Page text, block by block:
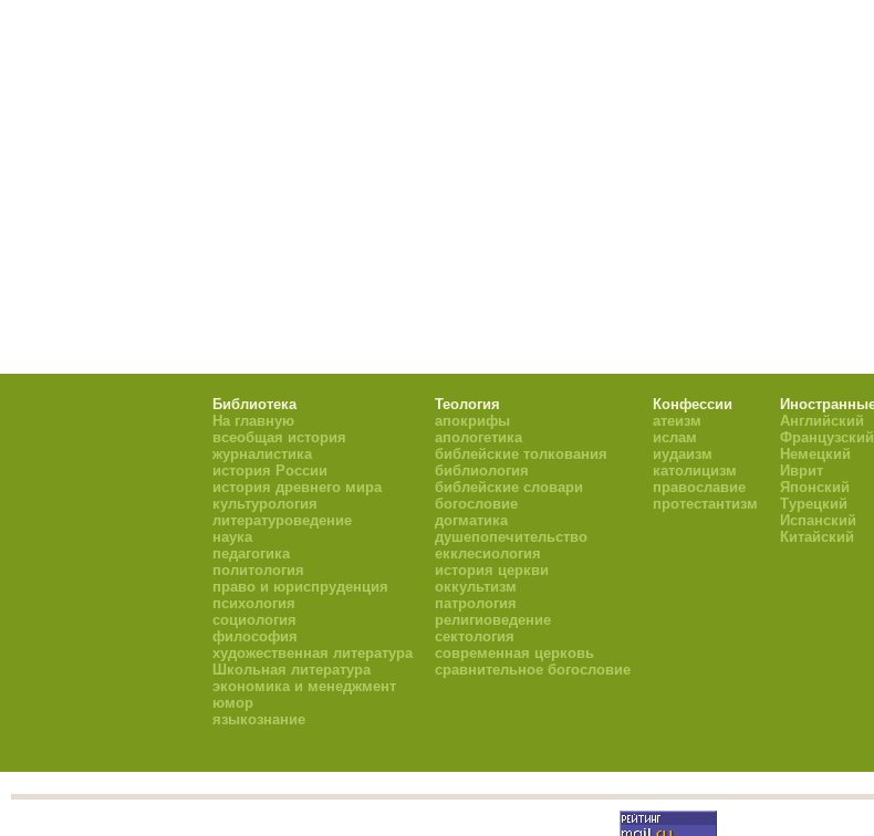
Библиотека
На главную
всеобщая история
журналистика
история России
история древнего мира
культурология
литературоведение
наука
педагогика
политология
право и юриспруденция
психология
социология
философия
художественная литература
Школьная литература
экономика и менеджмент
юмор
языкознание
Теология
апокрифы
апологетика
библейские толкования
библиология
библейские словари
богословие
догматика
душепопечительство
екклесиология
история церкви
оккультизм
патрология
религиоведение
сектология
современная церковь
сравнительное богословие
Конфессии
атеизм
ислам
иудаизм
католицизм
православие
протестантизм
Английский
Французский
Немецкий
Иврит
Японский
Турецкий
Испанский
Китайский